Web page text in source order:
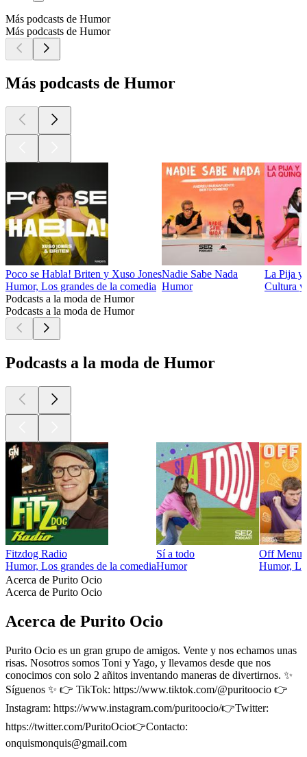
Más podcasts de Humor
Más podcasts de Humor
Más podcasts de Humor
Poco se Habla! Briten y Xuso Jones
Humor, Los grandes de la comedia
Nadie Sabe Nada
Humor
La Pija y
Cultura y
Podcasts a la moda de Humor
Podcasts a la moda de Humor
Podcasts a la moda de Humor
Fitzdog Radio
Humor, Los grandes de la comedia
Sí a todo
Humor
Off Menu
Humor,
Acerca de Purito Ocio
Acerca de Purito Ocio
Acerca de Purito Ocio
Purito Ocio es un gran grupo de amigos. Vente y nos echamos unas
risas. Nosotros somos Toni y Yago, y llevamos desde que nos
conocimos con solo 2 añitos inventando maneras de divertirnos. ✨
Síguenos ✨ 👉 TikTok: https://www.tiktok.com/@puritoocio 👉
Instagram: https://www.instagram.com/puritoocio/​ 👉Twitter:
https://twitter.com/PuritoOcio​ 👉Contacto:
onquismonquis@gmail.com